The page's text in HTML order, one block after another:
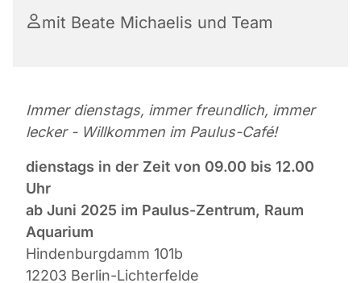
mit Beate Michaelis und Team
Immer dienstags, immer freundlich, immer
lecker - Willkommen im Paulus-Café!
dienstags in der Zeit von 09.00 bis 12.00
Uhr
ab Juni 2025 im Paulus-Zentrum, Raum
Aquarium
Hindenburgdamm 101b
12203 Berlin-Lichterfelde